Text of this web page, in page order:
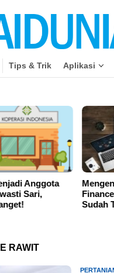
Tips & Trik Aplikasi
Perbedaan
dan Accounting,
Tahu?
RAWIT